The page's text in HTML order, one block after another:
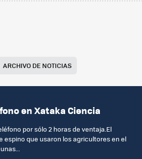
ARCHIVO DE NOTICIAS
en Xataka Ciencia
por sólo 2 horas de ventaja.El
espino que usaron los agricultores en el